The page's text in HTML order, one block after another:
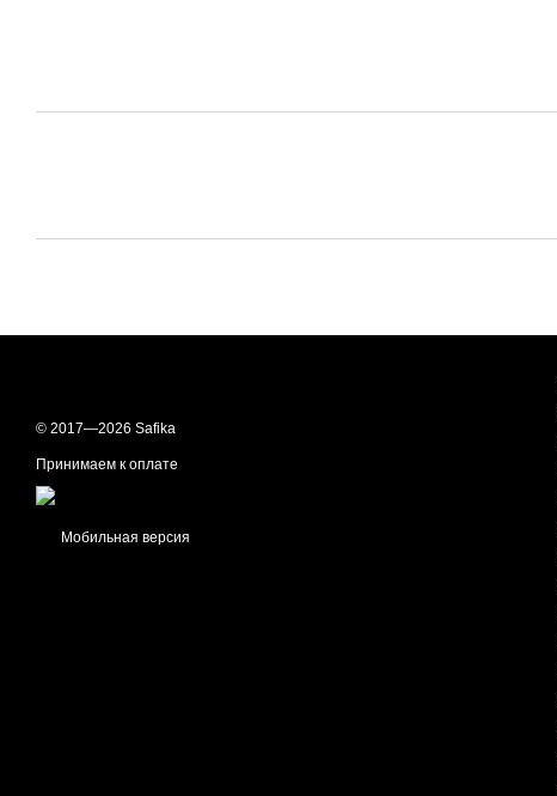
© 2017—2026 Safika
Принимаем к оплате
Мобильная версия